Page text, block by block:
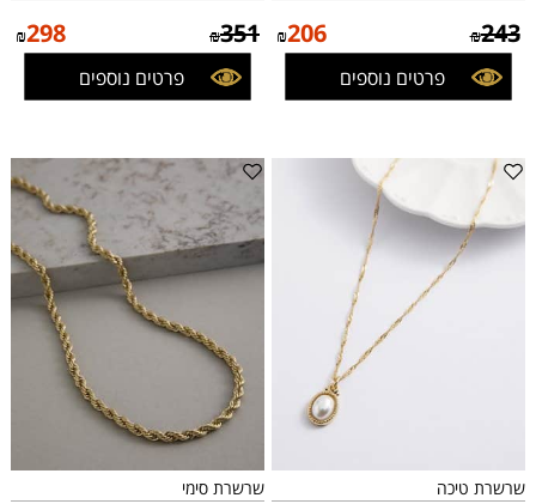
₪243
₪206
פרטים נוספים
₪351
₪298
פרטים נוספים
שרשרת טיכה שרשרת סימי